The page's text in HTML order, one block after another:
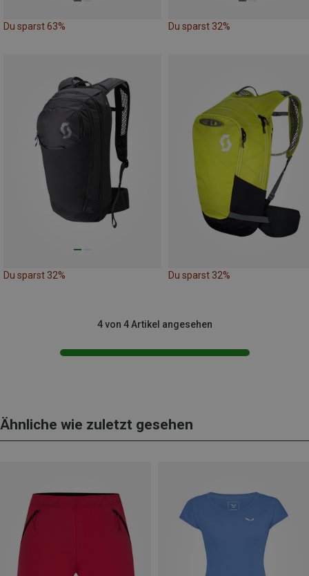
Du sparst 63% Du sparst 32%
Du sparst 32% Du sparst 32%
4 von 4 Artikel angesehen
Ähnliche wie zuletzt gesehen